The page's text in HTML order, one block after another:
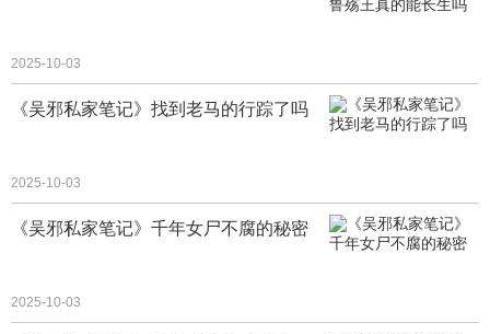
2025-10-03
《吴邪私家笔记》找到老马的行踪了吗
2025-10-03
《吴邪私家笔记》千年女尸不腐的秘密
2025-10-03